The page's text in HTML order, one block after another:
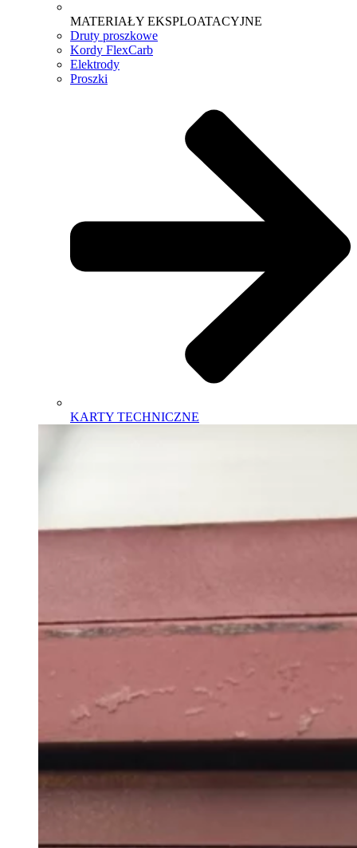
MATERIAŁY EKSPLOATACYJNE
Druty proszkowe
Kordy FlexCarb
Elektrody
Proszki
KARTY TECHNICZNE